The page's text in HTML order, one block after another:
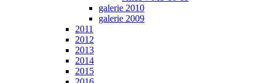
galerie 2010
galerie 2009
2011
2012
2013
2014
2015